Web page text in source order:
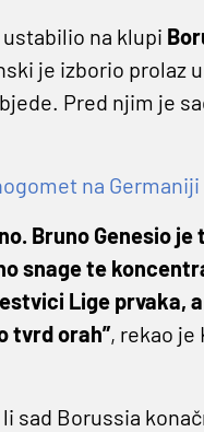
na klupi
je izborio prolaz
Pred njim je
na
Bruno Genesio
snage te
Lige prvaka,
tvrd orah”, rekao je
sad Borussia